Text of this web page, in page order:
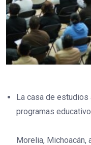
La casa de estudios
programas
Morelia, Michoacán,